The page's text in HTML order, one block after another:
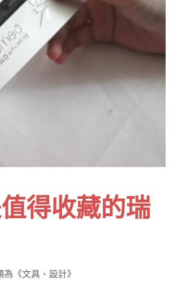
得收藏的瑞
為《文具 、 設計》